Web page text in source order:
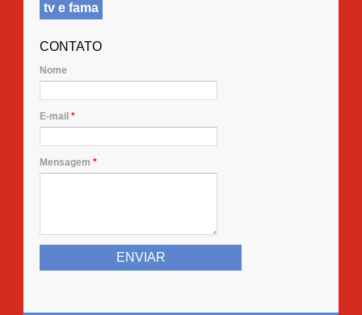
tv e fama
CONTATO
Nome
E-mail *
Mensagem *